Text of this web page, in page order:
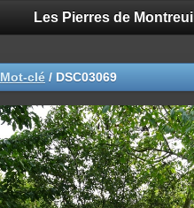
Les Pierres de Montreuil
Mot-clé / DSC03069